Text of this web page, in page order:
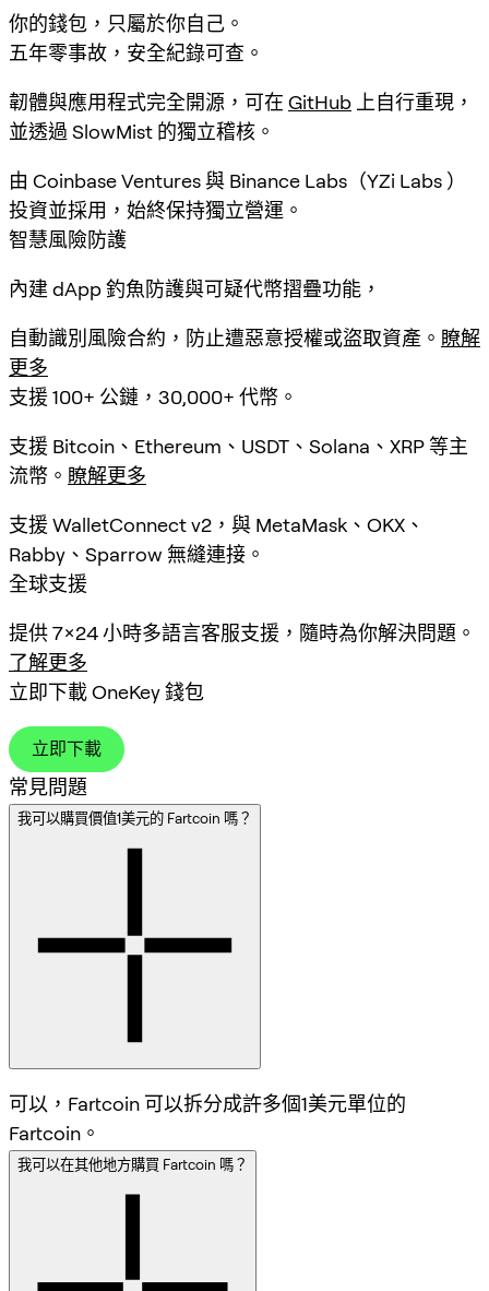
你的錢包，只屬於你自己。
五年零事故，安全紀錄可查。
韌體與應用程式完全開源，可在 GitHub 上自行重現，
並透過 SlowMist 的獨立稽核。
由 Coinbase Ventures 與 Binance Labs（YZi Labs ）
投資並採用，始終保持獨立營運。
智慧風險防護
內建 dApp 釣魚防護與可疑代幣摺疊功能，
自動識別風險合約，防止遭惡意授權或盜取資產。 瞭解
更多
支援 100+ 公鏈，30,000+ 代幣。
支援 Bitcoin、Ethereum、USDT、Solana、XRP 等主
流幣。 瞭解更多
支援 WalletConnect v2，與 MetaMask、OKX、
Rabby、Sparrow 無縫連接。
全球支援
提供 7×24 小時多語言客服支援，隨時為你解決問題。
了解更多
立即下載 OneKey 錢包
立即下載
常見問題
我可以購買價值1美元的 Fartcoin 嗎？
可以，Fartcoin 可以拆分成許多個1美元單位的
Fartcoin。
我可以在其他地方購買 Fartcoin 嗎？